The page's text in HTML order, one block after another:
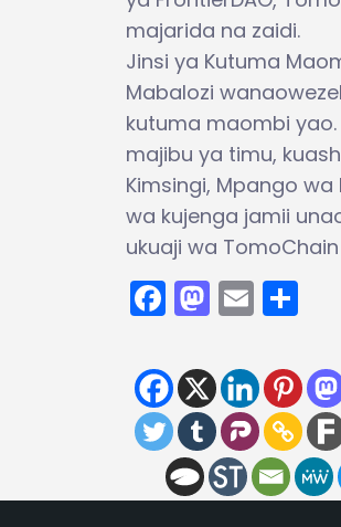
majarida na zaidi.
Jinsi ya Kutuma
Mabalozi
kutuma maombi
majibu ya timu,
Kimsingi, Mpango
wa kujenga jamii
ukuaji wa
Facebook
Email